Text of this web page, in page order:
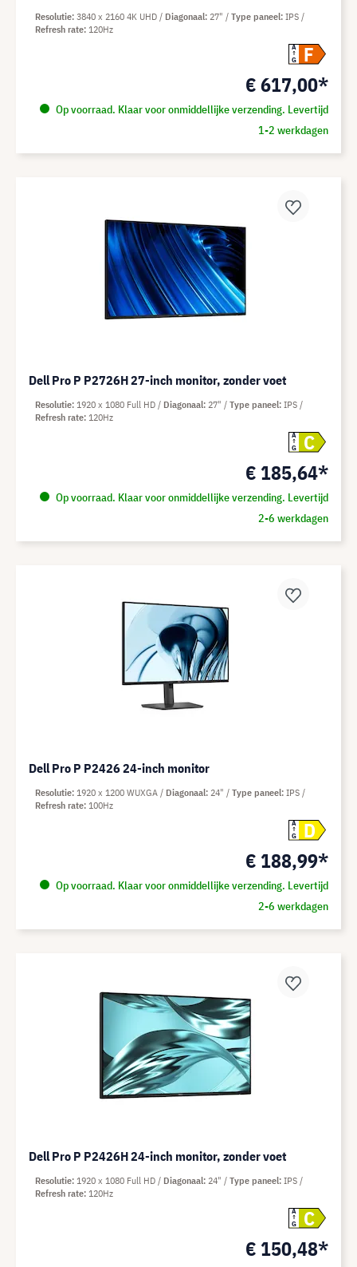
A
G
F
€ 617,00*
Op voorraad. Klaar voor onmiddellijke verzending. Levertijd
1-2 werkdagen
Resolutie 3840 x 2160 4K UHD Diagonaal 27" Type paneel IPS
Refresh rate 120Hz
Dell Pro P P2726H 27-inch monitor, zonder voet
A
G
C
€ 185,64*
Op voorraad. Klaar voor onmiddellijke verzending. Levertijd
2-6 werkdagen
Resolutie 1920 x 1080 Full HD Diagonaal 27" Type paneel IPS
Refresh rate 120Hz
Dell Pro P P2426 24-inch monitor
A
G
D
€ 188,99*
Op voorraad. Klaar voor onmiddellijke verzending. Levertijd
2-6 werkdagen
Resolutie 1920 x 1200 WUXGA Diagonaal 24" Type paneel IPS
Refresh rate 100Hz
Dell Pro P P2426H 24-inch monitor, zonder voet
A
G
C
€ 150,48*
Resolutie 1920 x 1080 Full HD Diagonaal 24" Type paneel IPS
Refresh rate 120Hz